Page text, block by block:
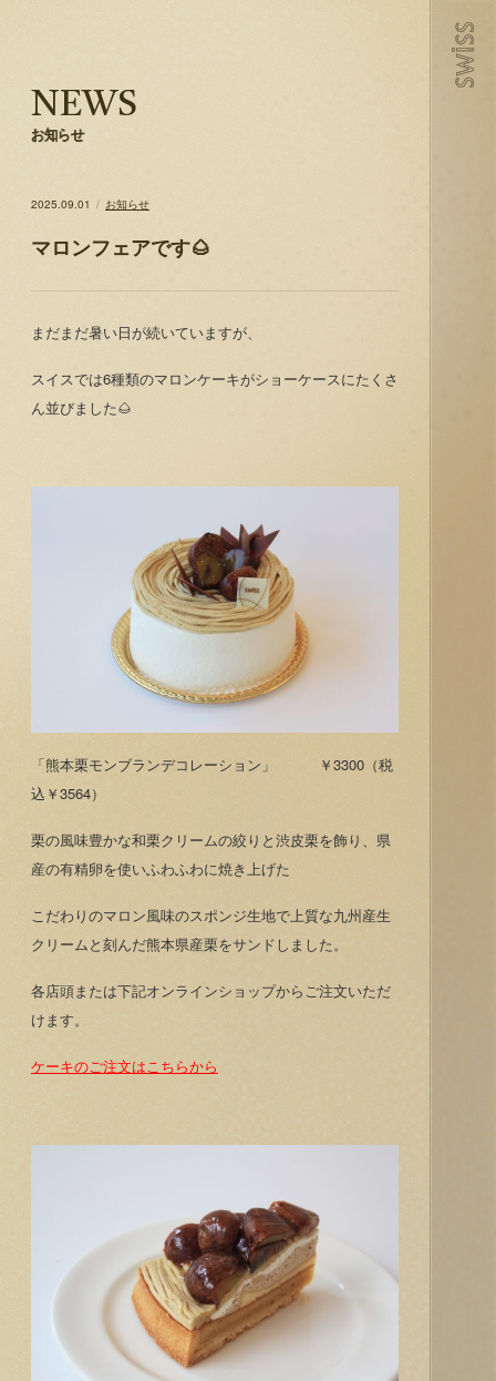
NEWS
お知らせ
2025.09.01 お知らせ
マロンフェアです🌰
まだまだ暑い日が続いていますが、
スイスでは6種類のマロンケーキがショーケースにたくさ
ん並びました🌰
「熊本栗モンブランデコレーション」 ￥3300（税
込￥3564）
栗の風味豊かな和栗クリームの絞りと渋皮栗を飾り、県
産の有精卵を使いふわふわに焼き上げた
こだわりのマロン風味のスポンジ生地で上質な九州産生
クリームと刻んだ熊本県産栗をサンドしました。
各店頭または下記オンラインショップからご注文いただ
けます。
ケーキのご注文はこちらから